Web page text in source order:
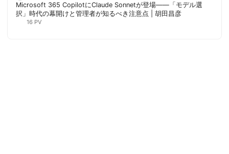
Microsoft 365 CopilotにClaude Sonnetが登場——「モデル選
択」時代の幕開けと管理者が知るべき注意点 | 胡田昌彦
16 PV